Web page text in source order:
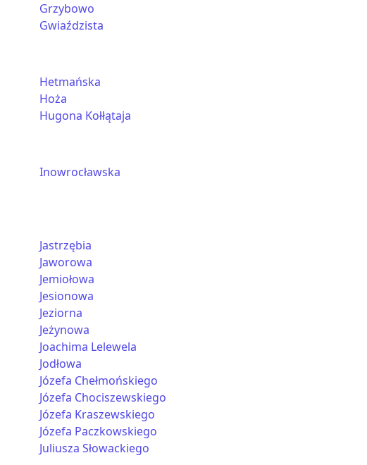
Grzybowo
Gwiaździsta
Hetmańska
Hoża
Hugona Kołłątaja
Inowrocławska
Jastrzębia
Jaworowa
Jemiołowa
Jesionowa
Jeziorna
Jeżynowa
Joachima Lelewela
Jodłowa
Józefa Chełmońskiego
Józefa Chociszewskiego
Józefa Kraszewskiego
Józefa Paczkowskiego
Juliusza Słowackiego